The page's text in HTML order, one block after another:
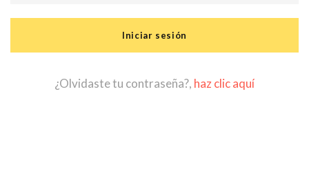
¿Olvidaste tu contraseña?, haz clic aquí